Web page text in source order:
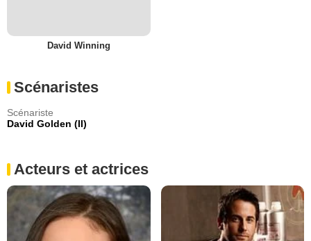
David Winning
Scénaristes
Scénariste
David Golden (II)
Acteurs et actrices